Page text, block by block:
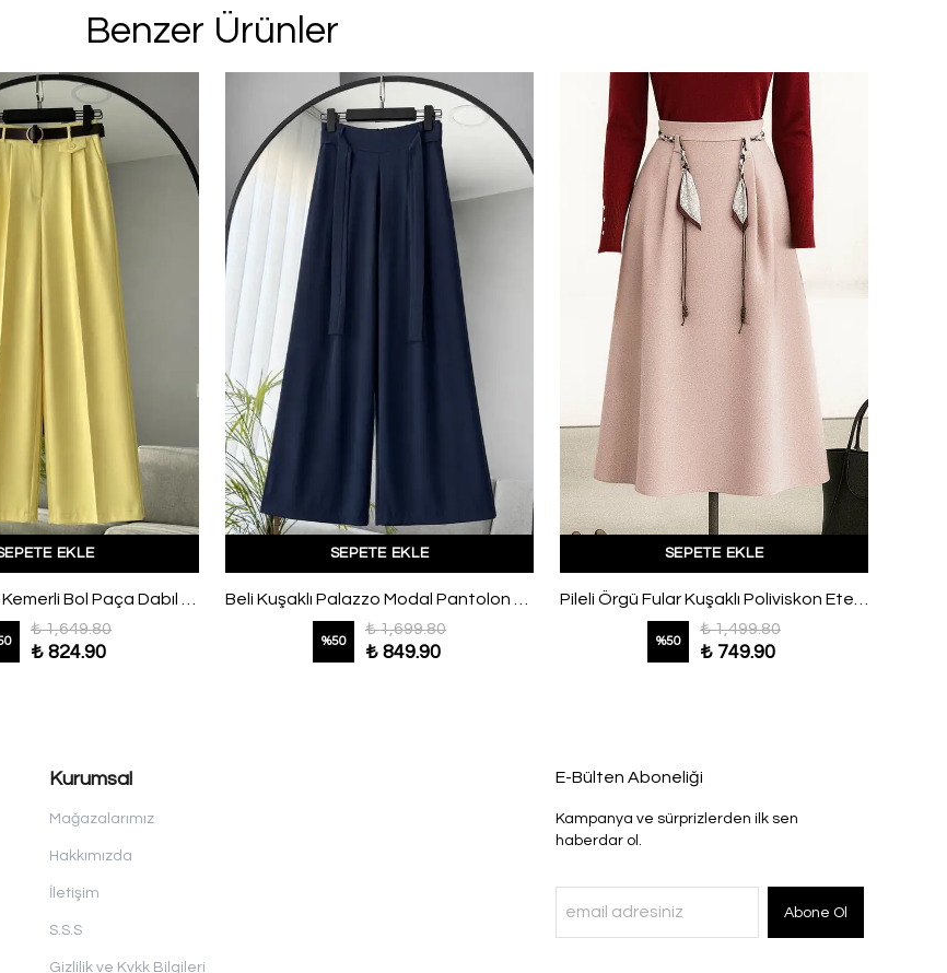
Benzer Ürünler
EKLE
Çift Cepli Deri Kemerli Bol Paça Dabıl Pantolon Sarı
₺ 1,649.80
₺ 824.90
SEPETE EKLE
Beli Kuşaklı Palazzo Modal Pantolon Lacivert
%50
₺ 1,699.80
₺ 849.90
SEPETE EKLE
Pileli Örgü Fular Kuşaklı Poliviskon Etek Vizon
%50
₺ 1,499.80
₺ 749.90
Kurumsal
Mağazalarımız
Hakkımızda
İletişim
S.S.S
Gizlilik ve Kvkk Bilgileri
E-Bülten Aboneliği
Kampanya ve sürprizlerden ilk sen
haberdar ol.
Abone Ol
edersiniz ve Gizlilik Politikamızı okuduğunuzu ve kabul ettiğinizi onaylarsınız.